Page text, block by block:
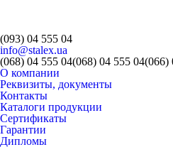
(093) 04 555 04
info@stalex.ua
(068) 04 555 04(068) 04 555 04(066)
О компании
Реквизиты, документы
Контакты
Каталоги продукции
Сертификаты
Гарантии
Дипломы